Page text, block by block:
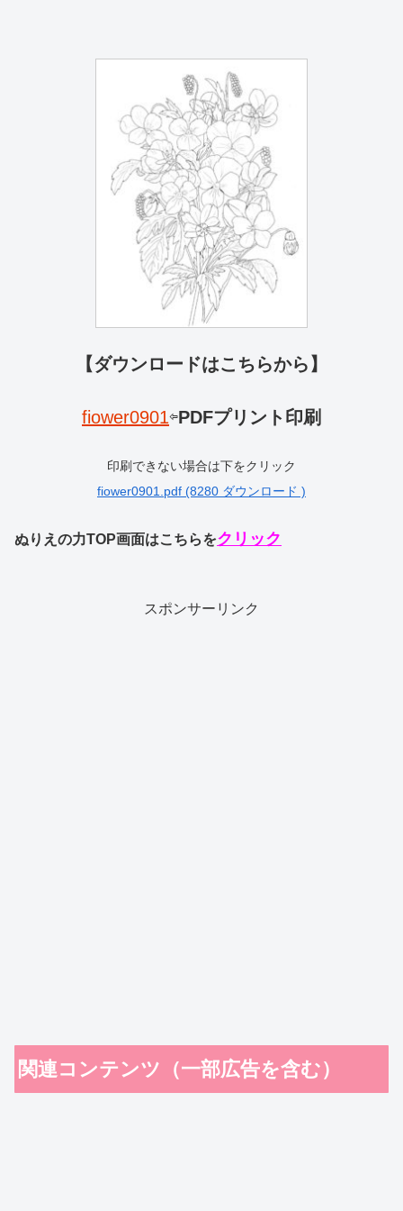
【ダウンロードはこちらから】
fiower0901⇦PDFプリント印刷
印刷できない場合は下をクリック
fiower0901.pdf (8280 ダウンロード )
ぬりえの力TOP画面はこちらをクリック
スポンサーリンク
関連コンテンツ（一部広告を含む）